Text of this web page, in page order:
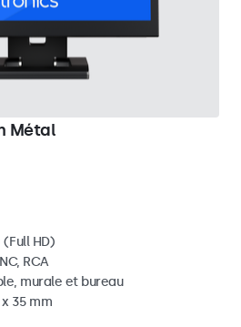
Métal
(Full HD)
RCA
murale et bureau
35 mm